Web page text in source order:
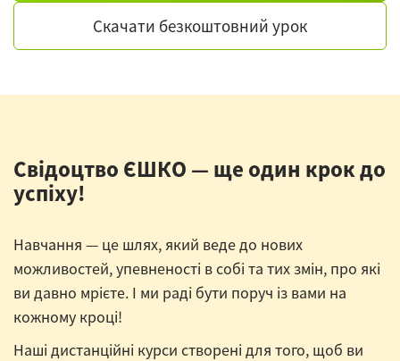
Скачати безкоштовний урок
Свідоцтво ЄШКО — ще один крок до
успіху!
Навчання — це шлях, який веде до нових
можливостей, упевненості в собі та тих змін, про які
ви давно мрієте. І ми раді бути поруч із вами на
кожному кроці!
Наші дистанційні курси створені для того, щоб ви